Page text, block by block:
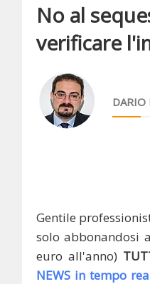
No al
verificare
DARIO
Gentile
solo abbonandosi
euro all'anno)
NEWS in tempo